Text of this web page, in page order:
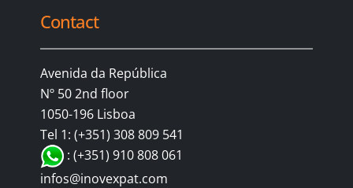
Contact
Avenida da República
Nº 50 2nd floor
1050-196 Lisboa
Tel 1: (+351) 308 809 541
: (+351) 910 808 061
infos@inovexpat.com